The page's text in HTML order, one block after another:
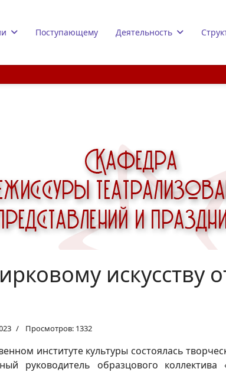
Поступающему Деятельность
искусству
Просмотров: 1332
институте культуры состоялась
руководитель образцового